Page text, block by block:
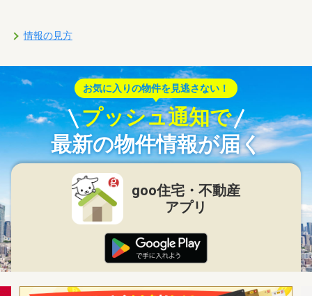
情報の見方
お気に入りの物件を見逃さない！
プッシュ通知で
最新の物件情報が届く
goo住宅・不動産
アプリ